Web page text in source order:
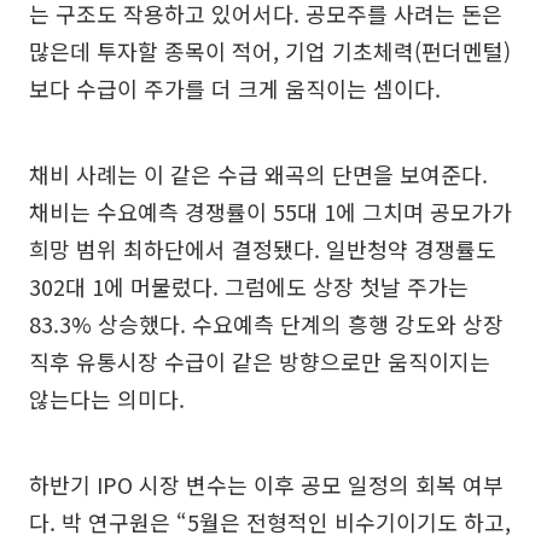
는 구조도 작용하고 있어서다. 공모주를 사려는 돈은
많은데 투자할 종목이 적어, 기업 기초체력(펀더멘털)
보다 수급이 주가를 더 크게 움직이는 셈이다.
채비 사례는 이 같은 수급 왜곡의 단면을 보여준다.
채비는 수요예측 경쟁률이 55대 1에 그치며 공모가가
희망 범위 최하단에서 결정됐다. 일반청약 경쟁률도
302대 1에 머물렀다. 그럼에도 상장 첫날 주가는
83.3% 상승했다. 수요예측 단계의 흥행 강도와 상장
직후 유통시장 수급이 같은 방향으로만 움직이지는
않는다는 의미다.
하반기 IPO 시장 변수는 이후 공모 일정의 회복 여부
다. 박 연구원은 “5월은 전형적인 비수기이기도 하고,